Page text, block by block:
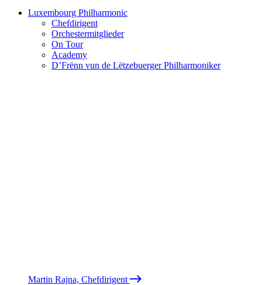
Luxembourg Philharmonic
Chefdirigent
Orchestermitglieder
On Tour
Academy
D’Frënn vun de Lëtzebuerger Philharmoniker
Martin Rajna, Chefdirigent